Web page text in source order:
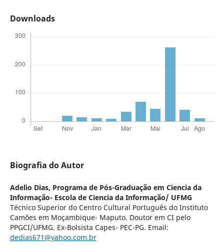
Downloads
Biografia do Autor
Adelio Dias, Programa de Pós-Graduação em Ciencia da
Informação- Escola de Ciencia da Informação/ UFMG
Técnico Superior do Centro Cultural Português do Instituto
Camões em Moçambique- Maputo. Doutor em CI pelo
PPGCI/UFMG. Ex-Bolsista Capes- PEC-PG. Email:
dedias671@yahoo.com.br